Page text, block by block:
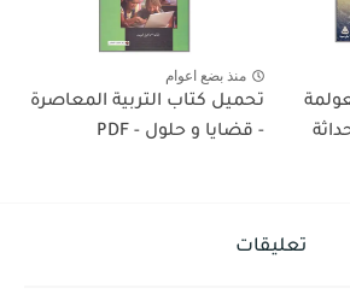
منذ بضع اعوام
تحميل كتاب التربية المعاصرة
- قضايا و حلول - PDF
تعليقات